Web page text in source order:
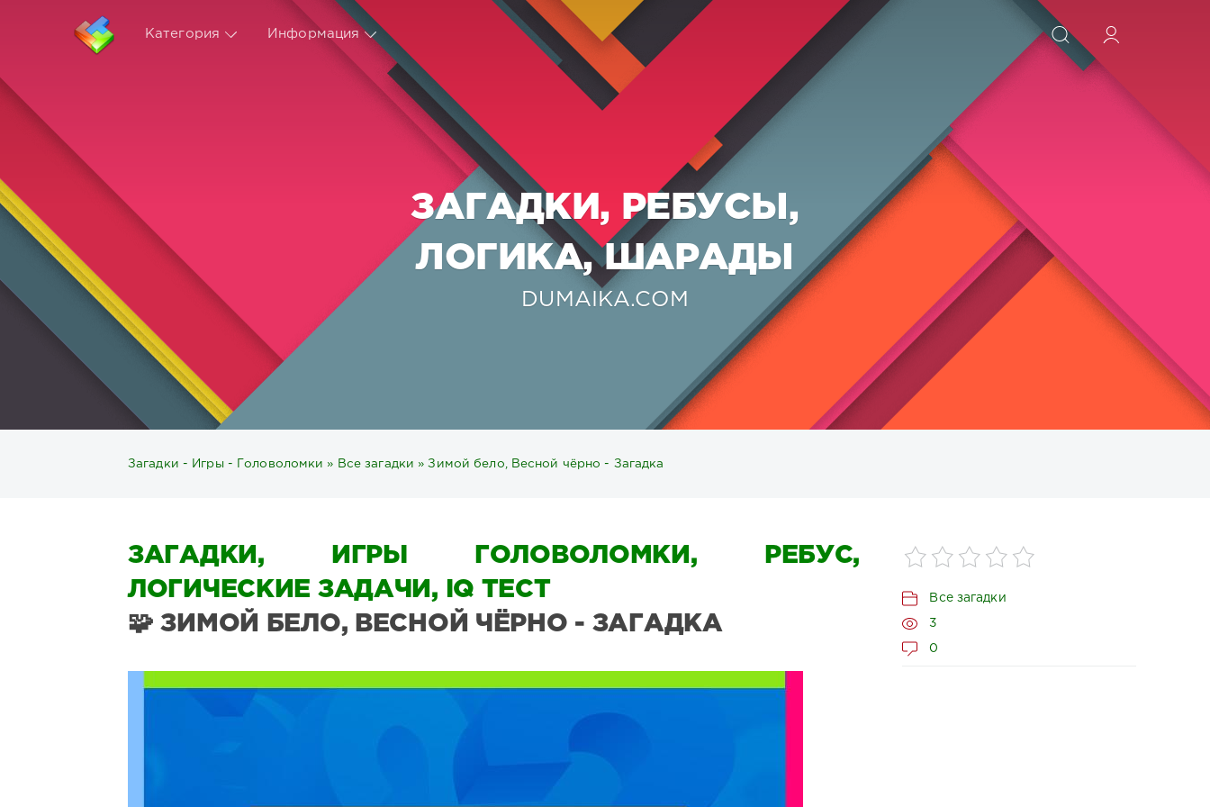
ИСКАТЬ
Категория Информация
ЗАГАДКИ, РЕБУСЫ,
ЛОГИКА, ШАРАДЫ
DUMAIKA.COM
Загадки - Игры - Головоломки » Все загадки » Зимой бело, Весной чёрно - Загадка
ЗАГАДКИ, ИГРЫ ГОЛОВОЛОМКИ, РЕБУС,
ЛОГИЧЕСКИЕ ЗАДАЧИ, IQ ТЕСТ
🧩 ЗИМОЙ БЕЛО, ВЕСНОЙ ЧЁРНО - ЗАГАДКА
Все загадки
3
0